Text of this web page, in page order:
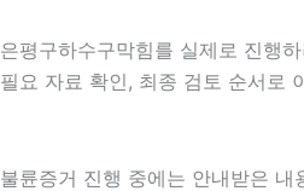
은평구하수구막힘를 실제로 진행
필요 자료 확인, 최종 검토 순서로
불륜증거 진행 중에는 안내받은